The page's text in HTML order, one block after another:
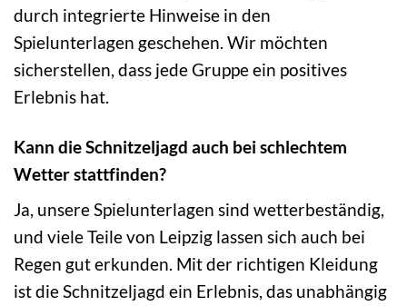
durch integrierte Hinweise in den
Spielunterlagen geschehen. Wir möchten
sicherstellen, dass jede Gruppe ein positives
Erlebnis hat.
Kann die Schnitzeljagd auch bei schlechtem
Wetter stattfinden?
Ja, unsere Spielunterlagen sind wetterbeständig,
und viele Teile von Leipzig lassen sich auch bei
Regen gut erkunden. Mit der richtigen Kleidung
ist die Schnitzeljagd ein Erlebnis, das unabhängig